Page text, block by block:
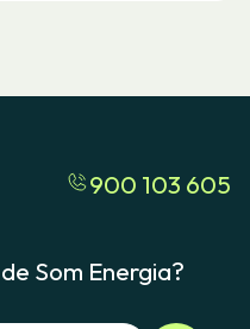
900 103 605
Som Energia?